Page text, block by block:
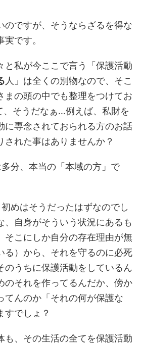
のですが、そうならざるを得な
です。
と私が今ここで言う「保護活動
人」は全くの別物なので、そこ
まの頭の中でも整理をつけてお
そうだなぁ…例えば、私財を
に専念されておられる方のお話
された事はありませんか？
分、本当の「本域の方」で
めはそうだったはずなのでし
、自身がそういう状況にあるも
そこにしか自分の存在理由が無
る）から、それを守るのに必死
のうちに保護活動をしているん
のそれを作ってるんだか、傍か
てんのか「それの何が保護な
すでしょ？
も、その生活の全てを保護活動